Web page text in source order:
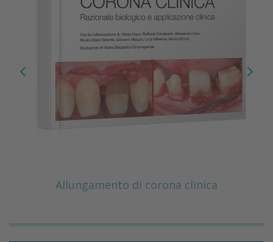
Allungamento di corona clinica